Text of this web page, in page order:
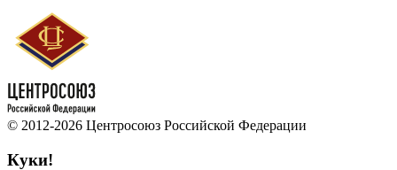
© 2012-2026 Центросоюз Российской Федерации
Куки!